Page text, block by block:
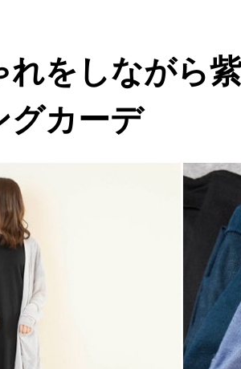
れをしながら
グカーデ